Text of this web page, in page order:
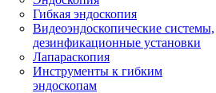
Гибкая эндоскопия
Видеоэндоскопические системы,
дезинфикационные установки
Лапараскопия
Инструменты к гибким
эндоскопам